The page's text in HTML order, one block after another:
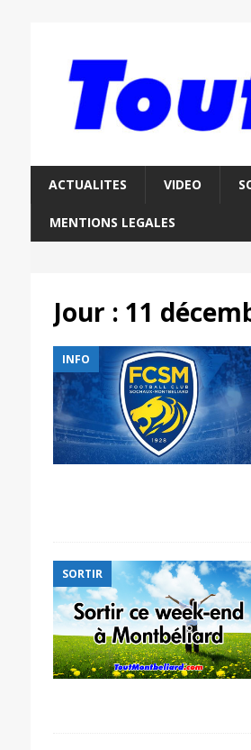
ACTUALITES VIDEO
MENTIONS LEGALES
Jour : 11
INFO
SORTIR